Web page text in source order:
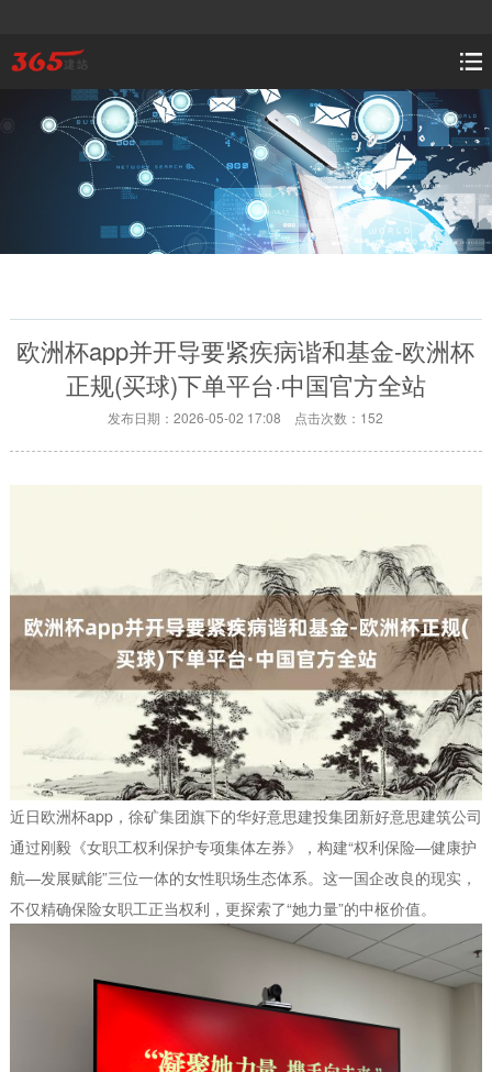
欧洲杯app并开导要紧疾病谐和基金-欧洲杯
正规(买球)下单平台·中国官方全站
发布日期：2026-05-02 17:08 点击次数：152
近日欧洲杯app，徐矿集团旗下的华好意思建投集团新好意思建筑公司
通过刚毅《女职工权利保护专项集体左券》，构建“权利保险—健康护
航—发展赋能”三位一体的女性职场生态体系。这一国企改良的现实，
不仅精确保险女职工正当权利，更探索了“她力量”的中枢价值。